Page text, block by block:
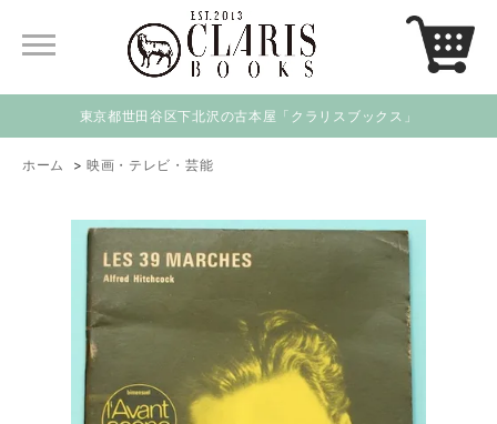
東京都世田谷区下北沢の古本屋「クラリスブックス」
ホーム > 映画・テレビ・芸能